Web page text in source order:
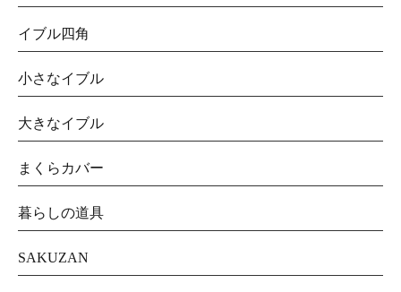
イブル四角
小さなイブル
大きなイブル
まくらカバー
暮らしの道具
SAKUZAN